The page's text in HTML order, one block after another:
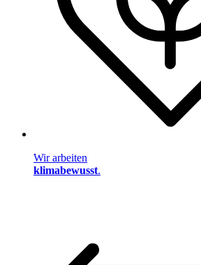
Wir arbeiten
klimabewusst.